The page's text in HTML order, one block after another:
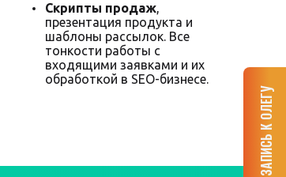
Скрипты продаж,
презентация продукта и
шаблоны рассылок. Все
тонкости работы с
входящими заявками и их
обработкой в SEO-бизнесе.
ЗАПИСЬ К ОЛЕГУ